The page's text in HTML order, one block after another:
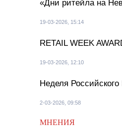
«Дни ритейла на
19-03-2026, 15:14
RETAIL WEEK
19-03-2026, 12:10
Неделя
2-03-2026, 09:58
МНЕНИЯ